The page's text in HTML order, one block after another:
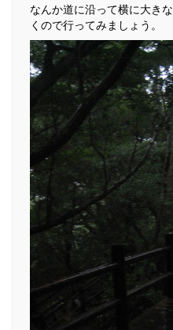
なんか道に沿って横に大き
くので行ってみましょう。